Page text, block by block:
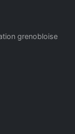
grenobloise